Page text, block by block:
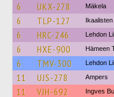
6 UKX-278 Mäkela
6 TLP-127 Ikaalisten
6 HRC-246 Lehdon
6 HXE-900 Hämeen
6 TMV-300 Lehdon
11 UJS-278 Ampers
11 VJH-692 Ingves